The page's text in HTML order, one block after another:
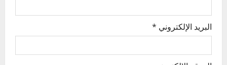
البريد الإلكتروني *